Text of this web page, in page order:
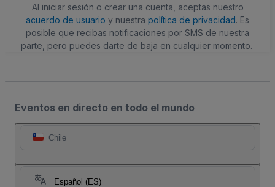
Al iniciar sesión o crear una cuenta, aceptas nuestro
acuerdo de usuario y nuestra política de privacidad. Es
posible que recibas notificaciones por SMS de nuestra
parte, pero puedes darte de baja en cualquier momento.
Eventos en directo en todo el mundo
Chile
Español (ES)